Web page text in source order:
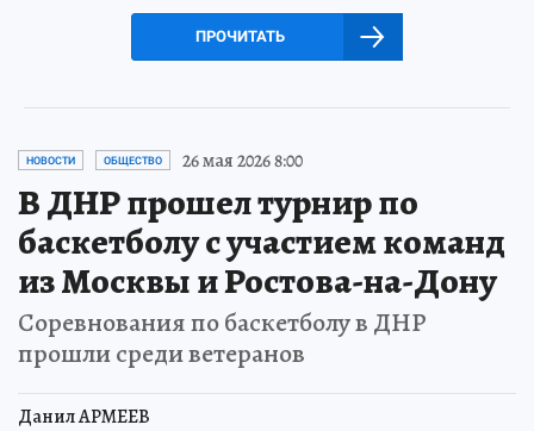
ПРОЧИТАТЬ
НОВОСТИ ОБЩЕСТВО 26 мая 2026 8:00
В ДНР прошел турнир по
баскетболу с участием команд
из Москвы и Ростова-на-Дону
Соревнования по баскетболу в ДНР
прошли среди ветеранов
Данил АРМЕЕВ